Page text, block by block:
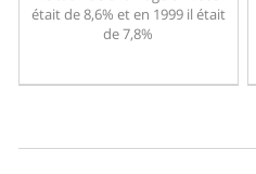
était de 8,6% et en 1999 il était
de 7,8%